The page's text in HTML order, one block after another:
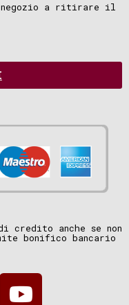
a ritirare il
credito anche se non
bonifico bancario